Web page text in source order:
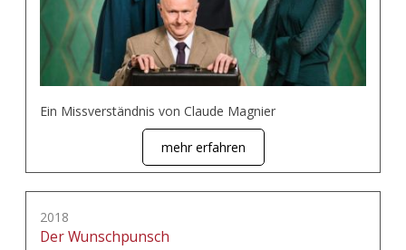
Ein Missverständnis von Claude Magnier
mehr erfahren
2018
Der Wunschpunsch